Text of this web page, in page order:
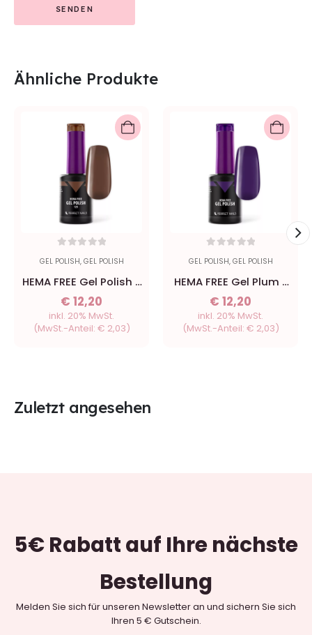
Ähnliche Produkte
GEL POLISH, GEL POLISH
HEMA FREE Gel Polish -
125 Cocoa - 8ml
€ 12,20
inkl. 20% MwSt.
(MwSt.-Anteil: € 2,03)
GEL POLISH, GEL POLISH
HEMA FREE Gel Plum -
8ml
€ 12,20
inkl. 20% MwSt.
(MwSt.-Anteil: € 2,03)
Zuletzt angesehen
5€ Rabattauf Ihre nächste
Bestellung
Melden Sie sich für unseren Newsletter an und sichern Sie sich
Ihren 5 € Gutschein.